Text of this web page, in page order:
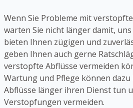
Wenn Sie Probleme mit
warten Sie nicht länger damit,
bieten Ihnen zügigen und
geben Ihnen auch gerne
verstopfte Abflüsse vermeiden
Wartung und Pflege können dazu
Abflüsse länger ihren Dienst tun
Verstopfungen vermeiden.